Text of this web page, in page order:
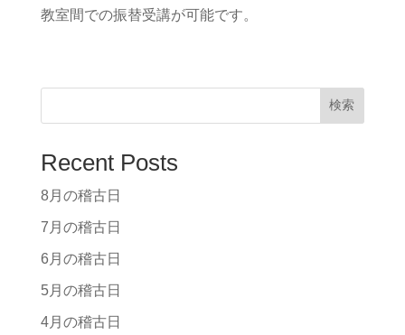
教室間での振替受講が可能です。
検索
Recent Posts
8月の稽古日
7月の稽古日
6月の稽古日
5月の稽古日
4月の稽古日